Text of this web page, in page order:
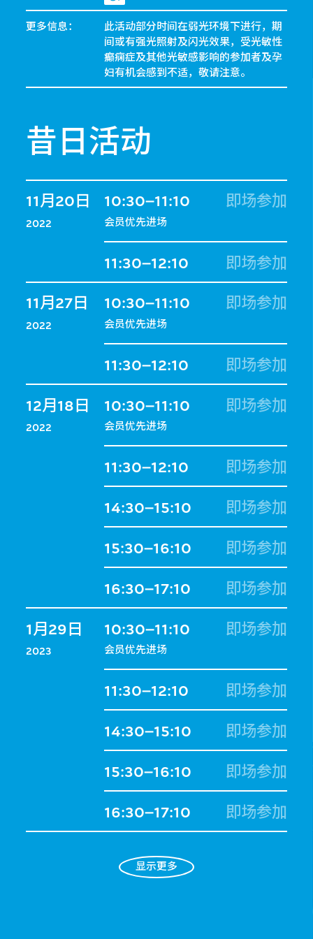
更多信息：
此活动部分时间在弱光环境下进行，期
间或有强光照射及闪光效果，受光敏性
癫痫症及其他光敏感影响的参加者及孕
妇有机会感到不适，敬请注意。
昔日活动
11月20日
2022
10:30–11:10 即场参加
会员优先进场
11:30–12:10 即场参加
11月27日
2022
10:30–11:10 即场参加
会员优先进场
11:30–12:10 即场参加
12月18日
2022
10:30–11:10 即场参加
会员优先进场
11:30–12:10 即场参加
14:30–15:10 即场参加
15:30–16:10 即场参加
16:30–17:10 即场参加
1月29日
2023
10:30–11:10 即场参加
会员优先进场
11:30–12:10 即场参加
14:30–15:10 即场参加
15:30–16:10 即场参加
16:30–17:10 即场参加
显示更多